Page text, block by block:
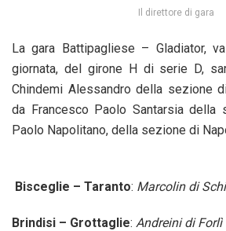
Il direttore di gara
La gara Battipagliese – Gladiator,
giornata, del girone H di serie D,
Chindemi Alessandro della sezione
da Francesco Paolo Santarsia della
Paolo Napolitano, della sezione di
Bisceglie – Taranto: Marcolin di
Brindisi – Grottaglie: Andreini di Forlì